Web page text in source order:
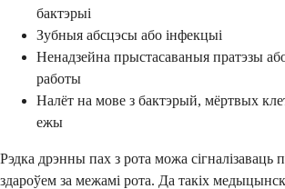
бактэрыі
Зубныя абсцэсы або інфекцыі
Ненадзейна прыстасаваныя пратэзы
работы
Налёт на мове з бактэрый, мёртвых
ежы
Рэдка дрэнны пах з рота можа сігналізаваць
здароўем за межамі рота. Да такіх